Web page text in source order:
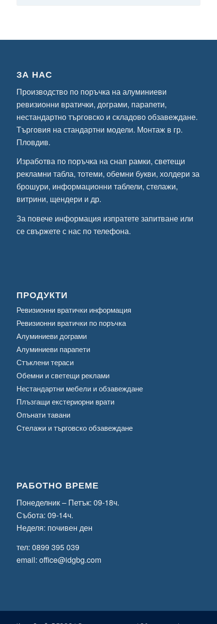
42,44 €
ЗА НАС
Производство по поръчка на алуминиеви
ревизионни вратички, дограми, парапети,
нестандартно търговско и складово обзавеждане.
Търговия на стандартни модели. Монтаж в гр.
Пловдив.
Изработва по поръчка на снап рамки, светещи
рекламни табла, тотеми, обемни букви, холдери за
брошури, информационни таблели, стелажи,
витрини, щендери и др.
За повече информация изпратете запитванеили
се свържете с нас по телефона.
ПРОДУКТИ
Ревизионни вратички информация
Ревизионни вратички по поръчка
Алуминиеви дограми
Алуминиеви парапети
Стъклени тераси
Обемни и светещи реклами
Нестандартни мебели и обзавеждане
Плъзгащи екстериорни врати
Опънати тавани
Стелажи и търговско обзавеждане
РАБОТНО ВРЕМЕ
Понеделник – Петък: 09-18ч.
Събота: 09-14ч.
Неделя: почивен ден
тел: 0899 395 039
email: office@idgbg.com